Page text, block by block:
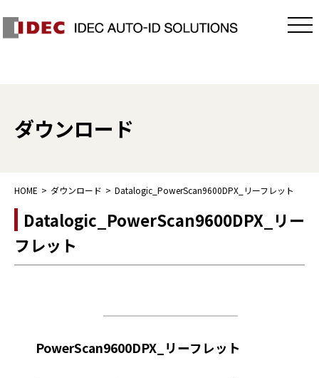
ダウンロード
HOME ダウンロード Datalogic_PowerScan9600DPX_リーフレット
Datalogic_PowerScan9600DPX_リー
フレット
PowerScan9600DPX_リーフレット